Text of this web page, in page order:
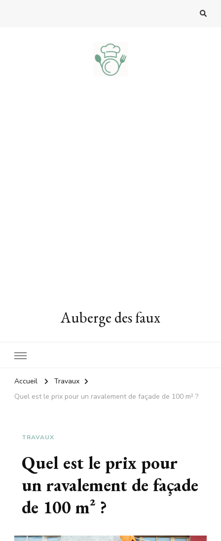
Auberge des faux
Accueil
Travaux
Quel est le prix pour un ravalement de façade de 100 m² ?
TRAVAUX
Quel est le prix pour
un ravalement de façade
de 100 m² ?